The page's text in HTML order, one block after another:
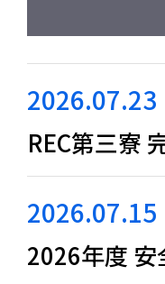
2026.07.23
REC第三寮
2026.07.15
2026年度